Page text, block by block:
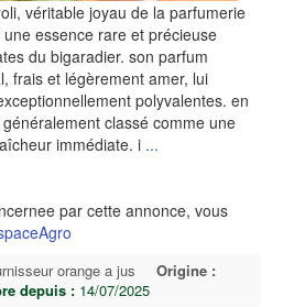
véritable joyau de la parfumerie
essence rare et précieuse
du bigaradier. son parfum
frais et légèrement amer, lui
polyvalentes. en
classé comme une
immédiate. i ...
par cette annonce, vous
orange a jus
Origine :
depuis : 14/07/2025